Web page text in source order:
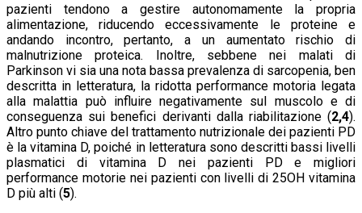
pazienti tendono a gestire autonomamente la propria
alimentazione, riducendo eccessivamente le proteine e
andando incontro, pertanto, a un aumentato rischio di
malnutrizione proteica. Inoltre, sebbene nei malati di
Parkinson vi sia una nota bassa prevalenza di sarcopenia, ben
descritta in letteratura, la ridotta performance motoria legata
alla malattia può influire negativamente sul muscolo e di
conseguenza sui benefici derivanti dalla riabilitazione (2,4).
Altro punto chiave del trattamento nutrizionale dei pazienti PD
è la vitamina D, poiché in letteratura sono descritti bassi livelli
plasmatici di vitamina D nei pazienti PD e migliori
performance motorie nei pazienti con livelli di 25OH vitamina
D più alti (5).